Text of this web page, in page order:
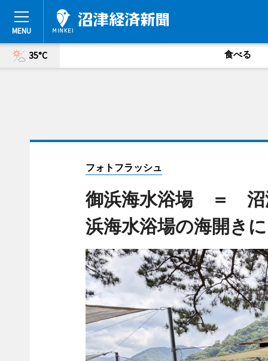
35°C 食べる
フォトフラッシュ
御浜海水浴場 ＝ 沼
浜海水浴場の海開き